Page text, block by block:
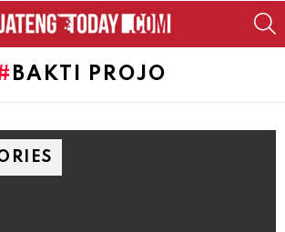
BAKTI PROJO